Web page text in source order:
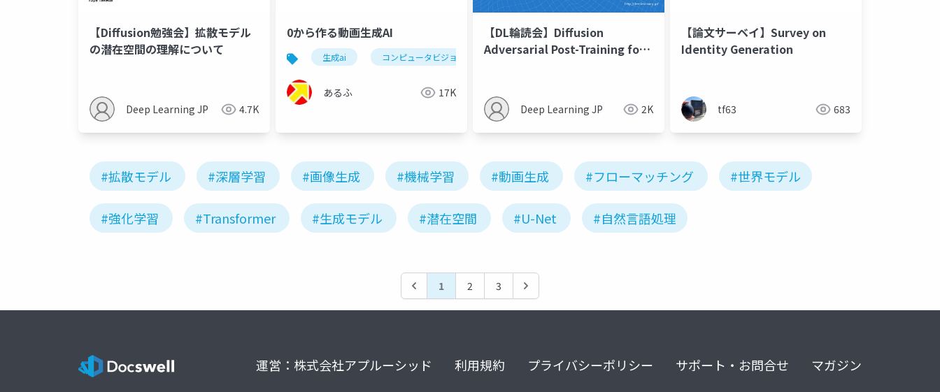
【Diffusion勉強会】拡散モデル
の潜在空間の理解について
Deep Learning JP 4.7K
0から作る動画生成AI
生成ai コンピュータビジョン
あるふ 17K
【DL輪読会】Diffusion
Adversarial Post-Training for
Deep Learning JP 2K
【論文サーベイ】Survey on
Identity Generation
tf63 683
#拡散モデル #深層学習 #画像生成 #機械学習 #動画生成 #フローマッチング #世界モデル
#強化学習 #Transformer #生成モデル #潜在空間 #U-Net #自然言語処理
1 2 3
運営：株式会社アプルーシッド 利用規約 プライバシーポリシー サポート・お問合せ マガジン